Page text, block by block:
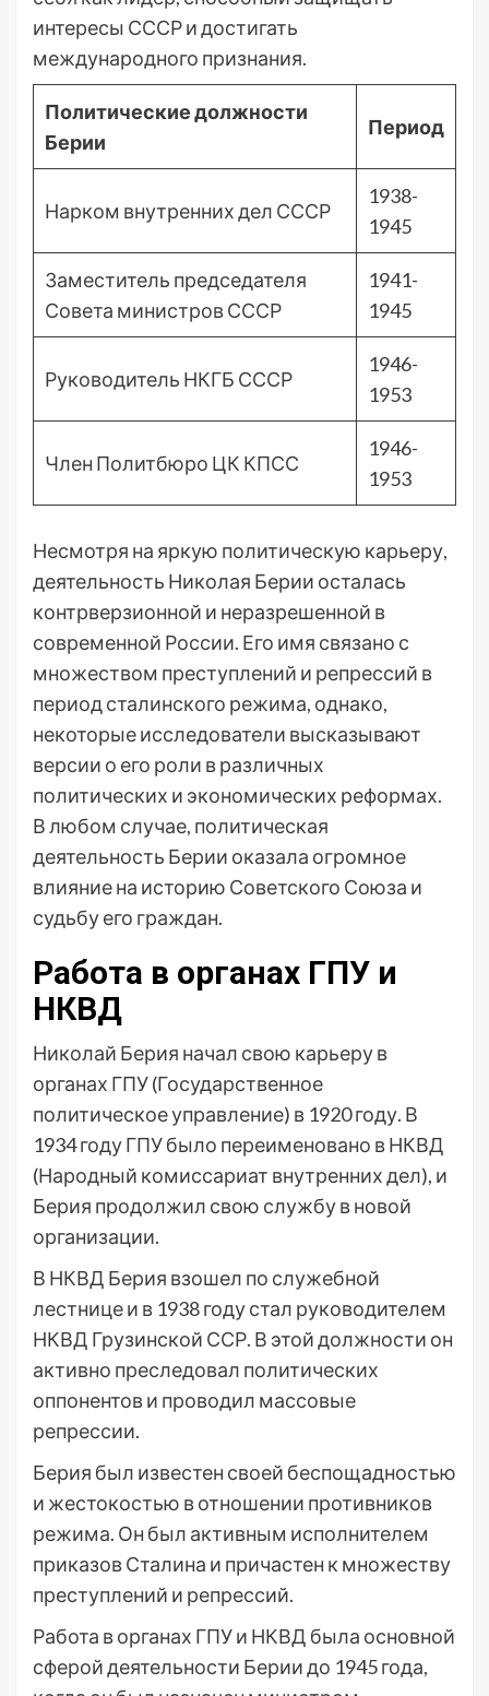
интересы СССР и достигать
международного признания.
Политические должности
Берии
Период
Нарком внутренних дел СССР
1938-
1945
Заместитель председателя
Совета министров СССР
1941-
1945
Руководитель НКГБ СССР
1946-
1953
Член Политбюро ЦК КПСС
1946-
1953
Несмотря на яркую политическую карьеру,
деятельность Николая Берии осталась
контрверзионной и неразрешенной в
современной России. Его имя связано с
множеством преступлений и репрессий в
период сталинского режима, однако,
некоторые исследователи высказывают
версии о его роли в различных
политических и экономических реформах.
В любом случае, политическая
деятельность Берии оказала огромное
влияние на историю Советского Союза и
судьбу его граждан.
Работа в органах ГПУ и
НКВД
Николай Берия начал свою карьеру в
органах ГПУ (Государственное
политическое управление) в 1920 году. В
1934 году ГПУ было переименовано в НКВД
(Народный комиссариат внутренних дел), и
Берия продолжил свою службу в новой
организации.
В НКВД Берия взошел по служебной
лестнице и в 1938 году стал руководителем
НКВД Грузинской ССР. В этой должности он
активно преследовал политических
оппонентов и проводил массовые
репрессии.
Берия был известен своей беспощадностью
и жестокостью в отношении противников
режима. Он был активным исполнителем
приказов Сталина и причастен к множеству
преступлений и репрессий.
Работа в органах ГПУ и НКВД была основной
сферой деятельности Берии до 1945 года,